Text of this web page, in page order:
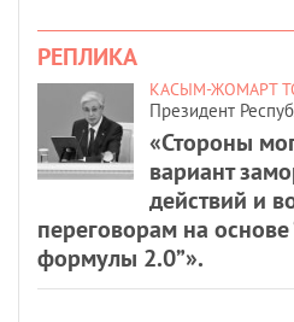
РЕПЛИКА
КАСЫМ-ЖОМАРТ
Президент
«Стороны
вариант
действий и
переговорам на основе
формулы 2.0”».